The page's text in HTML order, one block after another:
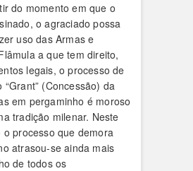
do momento em que o
o agraciado possa
uso das Armas e
a que tem direito,
legais, o processo de
(Concessão) da
em pergaminho é moroso
tradição milenar. Neste
o processo que demora
atrasou-se ainda mais
de todos os